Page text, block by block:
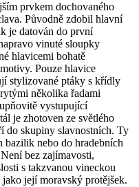
prvkem dochovaného
Původně zdobil hlavní
je datován do první
vinuté sloupky
hlavicemi bohatě
Pouze hlavice
stylizované ptáky s křídly
několika řadami
vystupující
je zhotoven ze světlého
do skupiny slavnostních. Ty
nebo do hradebních
bez zajímavosti,
s takzvanou vineckou
její moravský protějšek.